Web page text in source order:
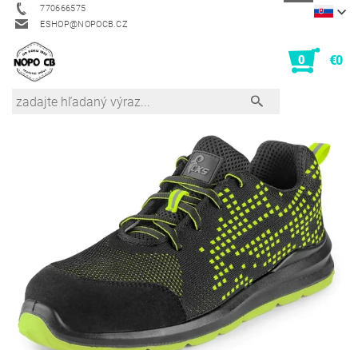
770666575
ESHOP@NOPOCB.CZ
0 €0